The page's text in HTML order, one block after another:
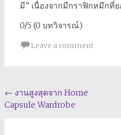
มี” เนื่องจากมีกราฟิกหมึกที่
0/5 (0 บทวิจารณ์)
Leave a comment
Post
navigation
← งานสูงสุดจาก Home
Capsule Wardrobe